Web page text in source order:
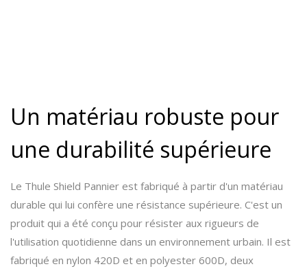
Un matériau robuste pour
une durabilité supérieure
Le Thule Shield Pannier est fabriqué à partir d'un matériau
durable qui lui confère une résistance supérieure. C'est un
produit qui a été conçu pour résister aux rigueurs de
l'utilisation quotidienne dans un environnement urbain. Il est
fabriqué en nylon 420D et en polyester 600D, deux